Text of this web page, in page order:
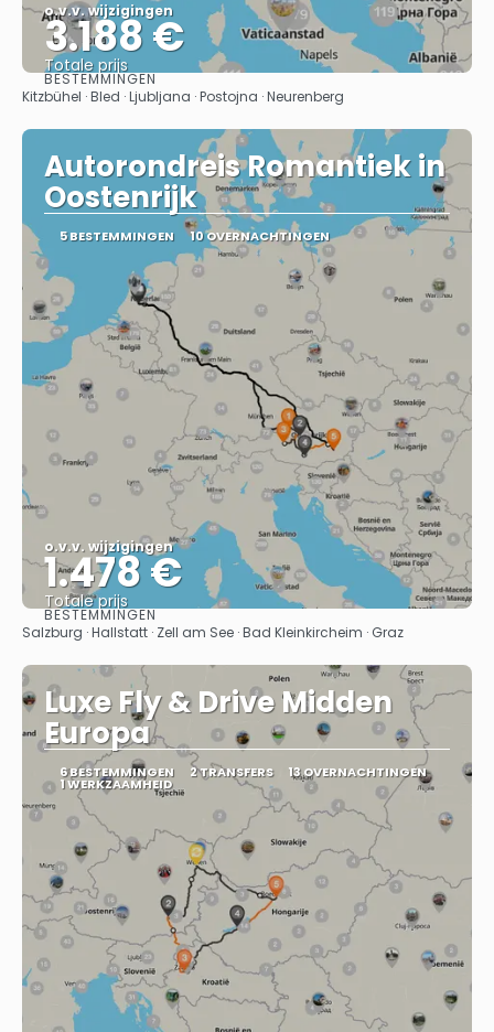
o.v.v. wijzigingen
3.188 €
Totale prijs
Bekijk
BESTEMMINGEN
Kitzbühel · Bled · Ljubljana · Postojna · Neurenberg
Autorondreis Romantiek in
Oostenrijk
5 BESTEMMINGEN 10 OVERNACHTINGEN
o.v.v. wijzigingen
1.478 €
Totale prijs
Bekijk
BESTEMMINGEN
Salzburg · Hallstatt · Zell am See · Bad Kleinkircheim · Graz
Luxe Fly & Drive Midden
Europa
6 BESTEMMINGEN 2 TRANSFERS 13 OVERNACHTINGEN
1 WERKZAAMHEID